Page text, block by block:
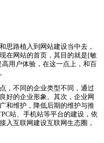
思路植入到网站建设当中去，
在网站的首页，其目的就是[敏
用户体验，在这一点上，和百
，不同的企业类型不同，通过
好的企业形象。其次，企业网
和维护，降低后期的维护与推
站、手机站等平台的建设，依
入互联网建设互联网生态圈，